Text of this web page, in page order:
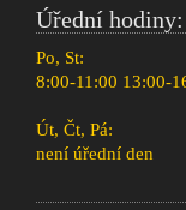
Úřední hodiny:
Po, St:
8:00-11:00 13:00-
Út, Čt, Pá:
není úřední den